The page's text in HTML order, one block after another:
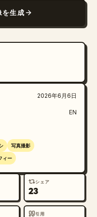
生成
2026年6月6日
EN
写真撮影
ィー
シェア
23
引用